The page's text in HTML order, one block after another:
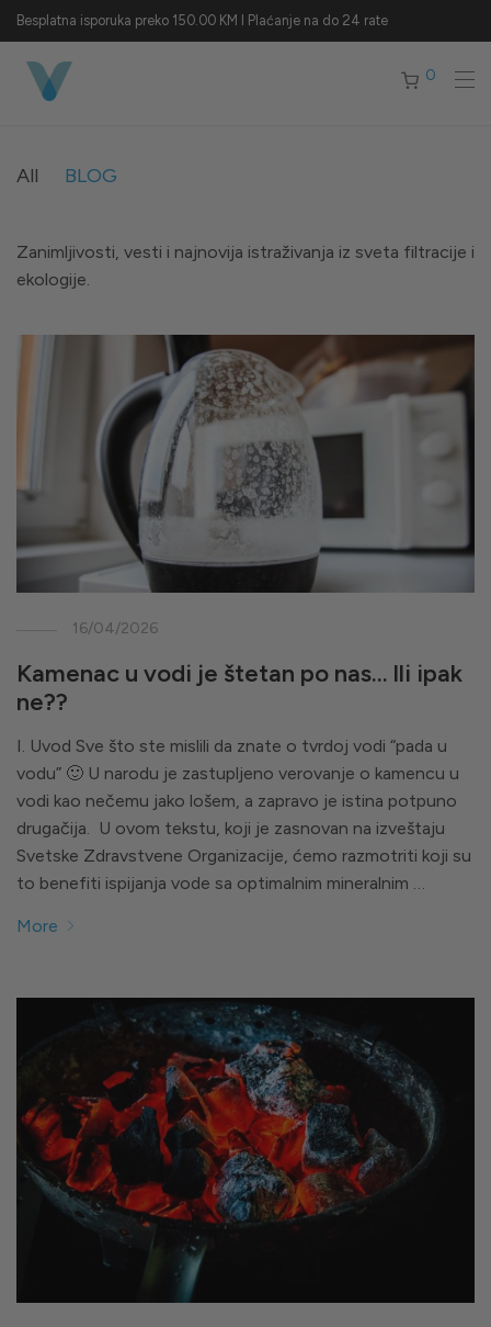
Besplatna isporuka preko 150.00 KM I Plaćanje na do 24 rate
0
All BLOG
Zanimljivosti, vesti i najnovija istraživanja iz sveta filtracije i
ekologije.
16/04/2026
Kamenac u vodi je štetan po nas… Ili ipak
ne??
I. Uvod Sve što ste mislili da znate o tvrdoj vodi “pada u
vodu” 🙂 U narodu je zastupljeno verovanje o kamencu u
vodi kao nečemu jako lošem, a zapravo je istina potpuno
drugačija. U ovom tekstu, koji je zasnovan na izveštaju
Svetske Zdravstvene Organizacije, ćemo razmotriti koji su
to benefiti ispijanja vode sa optimalnim mineralnim …
More